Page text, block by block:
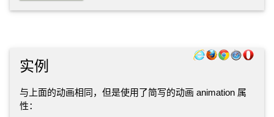
实例
与上面的动画相同，但是使用了简写的动画 animation 属
性：